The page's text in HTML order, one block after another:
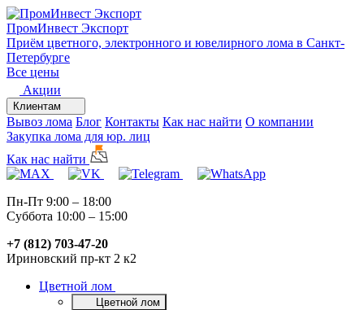
ПромИнвест Экспорт
Приём цветного, электронного и ювелирного лома в Санкт-
Петербурге
Все цены
Акции
Клиентам
Вывоз лома Блог Контакты Как нас найти О компании
Закупка лома для юр. лиц
Как нас найти
Пн-Пт 9:00 – 18:00
Суббота 10:00 – 15:00
+7 (812) 703-47-20
Ириновский пр-кт 2 к2
Цветной лом
Цветной лом